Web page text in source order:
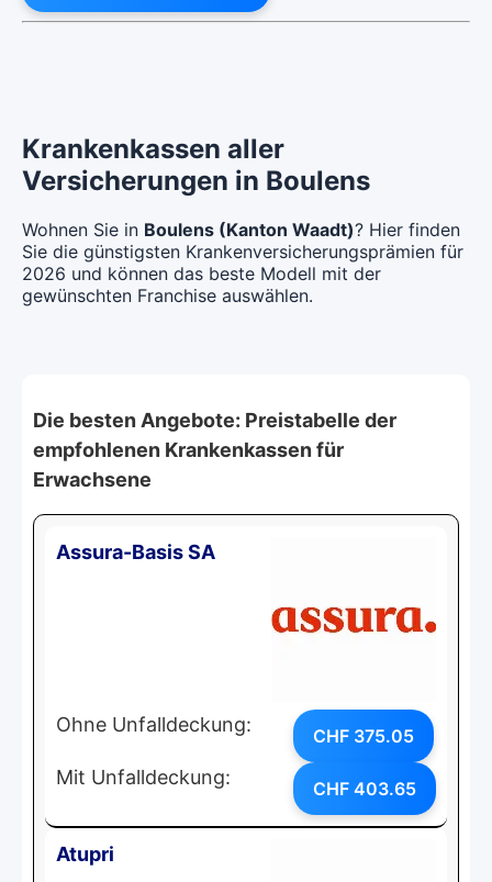
Krankenkassen aller
Versicherungen in Boulens
Wohnen Sie in Boulens (Kanton Waadt)? Hier finden
Sie die günstigsten Krankenversicherungsprämien für
2026 und können das beste Modell mit der
gewünschten Franchise auswählen.
Die besten Angebote: Preistabelle der
empfohlenen Krankenkassen für
Erwachsene
Assura-Basis SA
Ohne Unfalldeckung: CHF 375.05
Mit Unfalldeckung: CHF 403.65
Atupri